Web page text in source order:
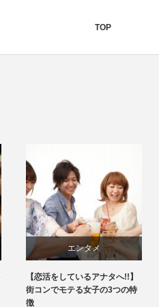
TOP
エンタメ
【恋活をしているアナタへ!!】
街コンでモテる女子の3つの特
徴